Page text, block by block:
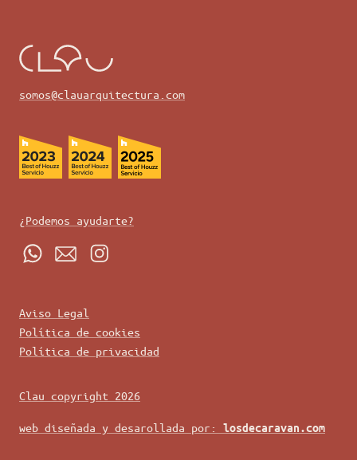
somos@clauarquitectura.com
¿Podemos ayudarte?
Aviso Legal
Política de cookies
Política de privacidad
Clau copyright 2026
web diseñada y desarollada por: losdecaravan.com